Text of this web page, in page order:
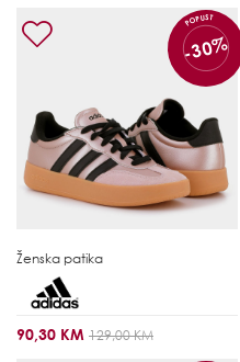
POPUST
-30%
Ženska patika
90,30 KM 129,00 KM